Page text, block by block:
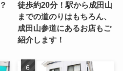
徒歩約20分！駅から成田山
までの道のりはもちろん、
成田山参道にあるお店もご
紹介します！